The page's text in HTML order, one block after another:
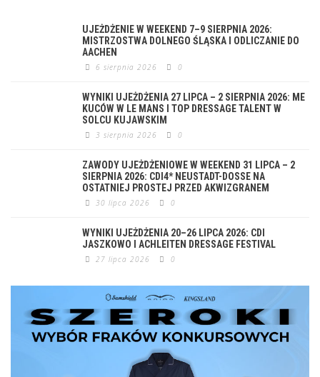
UJEŻDŻENIE W WEEKEND 7–9 SIERPNIA 2026:
MISTRZOSTWA DOLNEGO ŚLĄSKA I ODLICZANIE DO
AACHEN
6 sierpnia 2026 0
WYNIKI UJEŻDŻENIA 27 LIPCA – 2 SIERPNIA 2026: ME
KUCÓW W LE MANS I TOP DRESSAGE TALENT W
SOLCU KUJAWSKIM
3 sierpnia 2026 0
ZAWODY UJEŻDŻENIOWE W WEEKEND 31 LIPCA – 2
SIERPNIA 2026: CDI4* NEUSTADT-DOSSE NA
OSTATNIEJ PROSTEJ PRZED AKWIZGRANEM
30 lipca 2026 0
WYNIKI UJEŻDŻENIA 20–26 LIPCA 2026: CDI
JASZKOWO I ACHLEITEN DRESSAGE FESTIVAL
27 lipca 2026 0